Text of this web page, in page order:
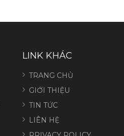
LINK KHÁC
TRANG CHỦ
GIỚI THIỆU
TIN TỨC
LIÊN HỆ